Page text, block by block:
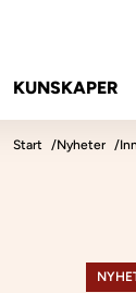
KUNSKAPER
Start Nyheter